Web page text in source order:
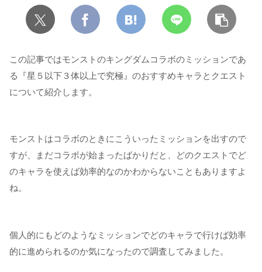
この記事ではモンストのキングダムコラボのミッションであ
る『星５以下３体以上で究極』のおすすめキャラとクエスト
について紹介します。
モンストはコラボのときにこういったミッションを出すので
すが、まだコラボが始まったばかりだと、どのクエストでど
のキャラを使えば効率的なのかわからないこともありますよ
ね。
個人的にもどのようなミッションでどのキャラで行けば効率
的に進められるのか気になったので調査してみました。